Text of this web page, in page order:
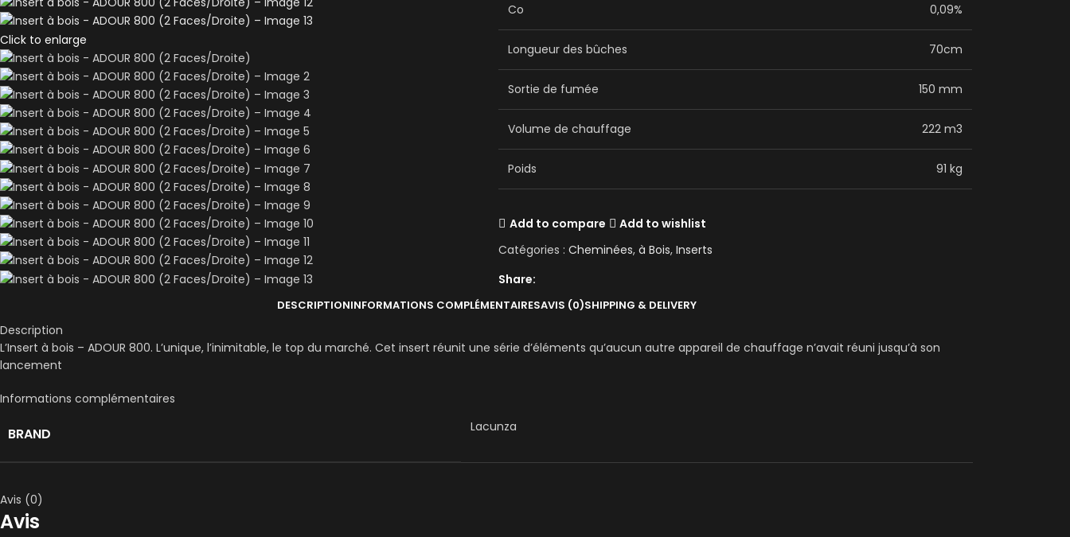
Click to enlarge
Co 0,09%
Longueur des bûches 70cm
Sortie de fumée 150 mm
Volume de chauffage 222 m3
Poids 91 kg
Add to compare
Add to wishlist
Catégories : Cheminées, à Bois, Inserts
Share:
DESCRIPTIONINFORMATIONS COMPLÉMENTAIRESAVIS (0)SHIPPING & DELIVERY
Description
L’Insert à bois – ADOUR 800. L’unique, l’inimitable, le top du marché. Cet insert réunit une série d’éléments qu’aucun autre appareil de chauffage n’avait réuni jusqu’à son
lancement
Informations complémentaires
BRAND Lacunza
Avis (0)
Avis